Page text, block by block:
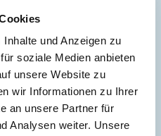
und Anzeigen zu
soziale Medien anbieten
unsere Website zu
wir Informationen zu Ihrer
an unsere Partner für
Analysen weiter. Unsere
GAS